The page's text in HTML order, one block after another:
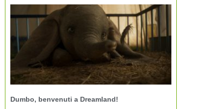
Dumbo, benvenuti a Dreamland!